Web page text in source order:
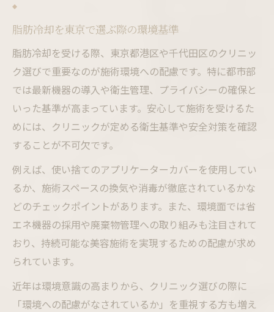
響
脂肪冷却おすすめ部位と体質別効果の違い
脂肪冷却で理想のボディラインを実現
高環境基準の脂肪冷却施術の安心とは
脂肪冷却の高環境基準施術で得られる安心
脂肪冷却機器の選定と環境配慮のポイント
脂肪冷却施術室の快適環境をチェック
脂肪冷却と環境配慮の取り組み事例
健康的な痩身を目指す女性の脂肪冷却活用法
脂肪冷却で健康的に理想体型を目指す方法
脂肪冷却で無理なく続ける痩身ケアのコツ
脂肪冷却施術後のアフターケアと効果維持
脂肪冷却のおすすめ部位と女性向け活用法
脂肪冷却を東京で選ぶ際の環境基準
脂肪冷却を受ける際、東京都港区や千代田区のクリニッ
ク選びで重要なのが施術環境への配慮です。特に都市部
では最新機器の導入や衛生管理、プライバシーの確保と
いった基準が高まっています。安心して施術を受けるた
めには、クリニックが定める衛生基準や安全対策を確認
することが不可欠です。
例えば、使い捨てのアプリケーターカバーを使用してい
るか、施術スペースの換気や消毒が徹底されているかな
どのチェックポイントがあります。また、環境面では省
エネ機器の採用や廃棄物管理への取り組みも注目されて
おり、持続可能な美容施術を実現するための配慮が求め
られています。
近年は環境意識の高まりから、クリニック選びの際に
「環境への配慮がなされているか」を重視する方も増え